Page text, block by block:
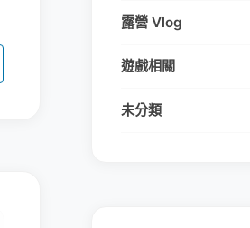
露營 Vlog
遊戲相關
未分類